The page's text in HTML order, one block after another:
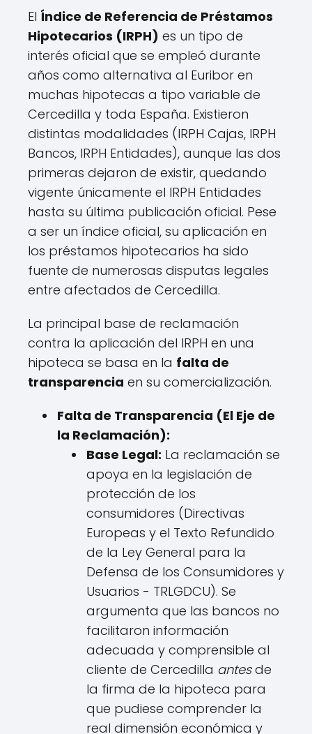
El Índice de Referencia de Préstamos
Hipotecarios (IRPH) es un tipo de
interés oficial que se empleó durante
años como alternativa al Euribor en
muchas hipotecas a tipo variable de
Cercedilla y toda España. Existieron
distintas modalidades (IRPH Cajas, IRPH
Bancos, IRPH Entidades), aunque las dos
primeras dejaron de existir, quedando
vigente únicamente el IRPH Entidades
hasta su última publicación oficial. Pese
a ser un índice oficial, su aplicación en
los préstamos hipotecarios ha sido
fuente de numerosas disputas legales
entre afectados de Cercedilla.
La principal base de reclamación
contra la aplicación del IRPH en una
hipoteca se basa en la falta de
transparencia en su comercialización.
Falta de Transparencia (El Eje de
la Reclamación):
Base Legal: La reclamación se
apoya en la legislación de
protección de los
consumidores (Directivas
Europeas y el Texto Refundido
de la Ley General para la
Defensa de los Consumidores y
Usuarios - TRLGDCU). Se
argumenta que las bancos no
facilitaron información
adecuada y comprensible al
cliente de Cercedilla antesde
la firma de la hipoteca para
que pudiese comprender la
real dimensión económica y